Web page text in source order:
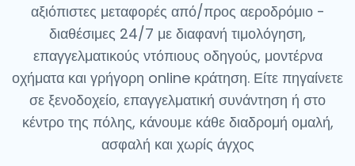
αξιόπιστες μεταφορές από/προς αεροδρόμιο -
διαθέσιμες 24/7 με διαφανή τιμολόγηση,
επαγγελματικούς ντόπιους οδηγούς, μοντέρνα
οχήματα και γρήγορη online κράτηση. Είτε πηγαίνετε
σε ξενοδοχείο, επαγγελματική συνάντηση ή στο
κέντρο της πόλης, κάνουμε κάθε διαδρομή ομαλή,
ασφαλή και χωρίς άγχος